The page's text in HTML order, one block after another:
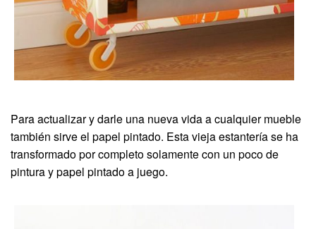
Para actualizar y darle una nueva vida a cualquier mueble
también sirve el papel pintado. Esta vieja estantería se ha
transformado por completo solamente con un poco de
pintura y papel pintado a juego.